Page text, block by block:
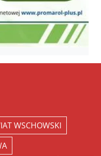
WSCHOWSKI